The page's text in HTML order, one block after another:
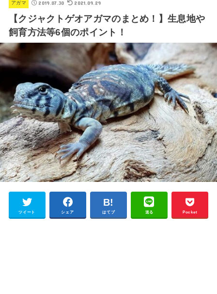
アガマ 2019.07.30 2021.09.29
【クジャクトゲオアガマのまとめ！】生息地や
飼育方法等6個のポイント！
ツイート シェア はてブ 送る Pocket